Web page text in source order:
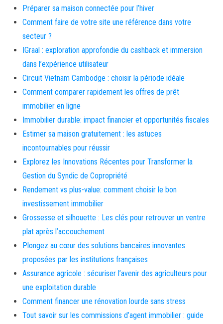
Préparer sa maison connectée pour l’hiver
Comment faire de votre site une référence dans votre
secteur ?
IGraal : exploration approfondie du cashback et immersion
dans l’expérience utilisateur
Circuit Vietnam Cambodge : choisir la période idéale
Comment comparer rapidement les offres de prêt
immobilier en ligne
Immobilier durable: impact financier et opportunités fiscales
Estimer sa maison gratuitement : les astuces
incontournables pour réussir
Explorez les Innovations Récentes pour Transformer la
Gestion du Syndic de Copropriété
Rendement vs plus-value: comment choisir le bon
investissement immobilier
Grossesse et silhouette : Les clés pour retrouver un ventre
plat après l’accouchement
Plongez au cœur des solutions bancaires innovantes
proposées par les institutions françaises
Assurance agricole : sécuriser l’avenir des agriculteurs pour
une exploitation durable
Comment financer une rénovation lourde sans stress
Tout savoir sur les commissions d’agent immobilier : guide